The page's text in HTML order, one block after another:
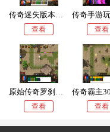
传奇迷失版本隐藏地图在哪
查看 查看
原始传奇罗刹套的伤害值
查看 查看